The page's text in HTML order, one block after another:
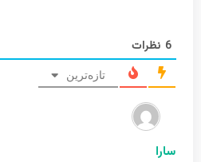
6 نظرات
تازه‌ترین
سارا